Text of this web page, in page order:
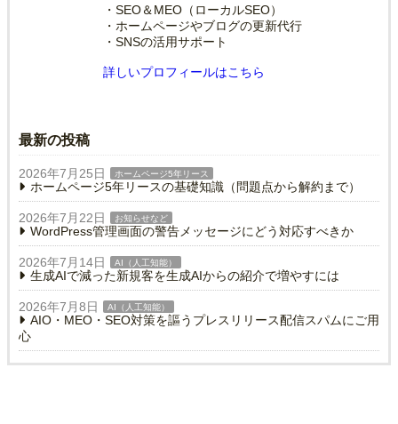
・SEO＆MEO（ローカルSEO）
・ホームページやブログの更新代行
・SNSの活用サポート
詳しいプロフィールはこちら
最新の投稿
2026年7月25日 ホームページ5年リース
ホームページ5年リースの基礎知識（問題点から解約まで）
2026年7月22日 お知らせなど
WordPress管理画面の警告メッセージにどう対応すべきか
2026年7月14日 AI（人工知能）
生成AIで減った新規客を生成AIからの紹介で増やすには
2026年7月8日 AI（人工知能）
AIO・MEO・SEO対策を謳うプレスリリース配信スパムにご用
心